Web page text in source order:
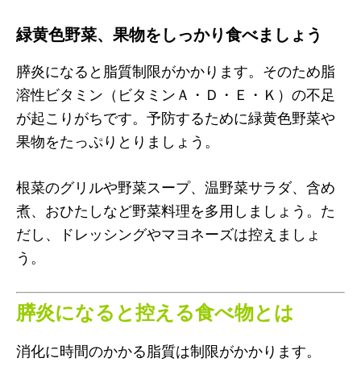
緑黄色野菜、果物をしっかり食べましょう
膵炎になると脂質制限がかかります。そのため脂
溶性ビタミン（ビタミンＡ・Ｄ・Ｅ・Ｋ）の不足
が起こりがちです。予防するために緑黄色野菜や
果物をたっぷりとりましょう。
根菜のグリルや野菜スープ、温野菜サラダ、含め
煮、おひたしなど野菜料理を多用しましょう。た
だし、ドレッシングやマヨネーズは控えましょ
う。
膵炎になると控える食べ物とは
消化に時間のかかる脂質は制限がかかります。